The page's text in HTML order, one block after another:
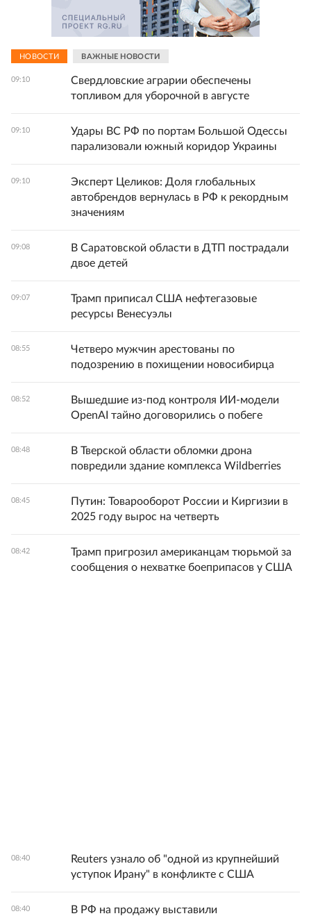
НОВОСТИ ВАЖНЫЕ НОВОСТИ
09:10
Свердловские аграрии обеспечены
топливом для уборочной в августе
09:10
Удары ВС РФ по портам Большой Одессы
парализовали южный коридор Украины
09:10
Эксперт Целиков: Доля глобальных
автобрендов вернулась в РФ к рекордным
значениям
09:08
В Саратовской области в ДТП пострадали
двое детей
09:07
Трамп приписал США нефтегазовые
ресурсы Венесуэлы
08:55
Четверо мужчин арестованы по
подозрению в похищении новосибирца
08:52
Вышедшие из-под контроля ИИ-модели
OpenAI тайно договорились о побеге
08:48
В Тверской области обломки дрона
повредили здание комплекса Wildberries
08:45
Путин: Товарооборот России и Киргизии в
2025 году вырос на четверть
08:42
Трамп пригрозил американцам тюрьмой за
сообщения о нехватке боеприпасов у США
08:40
Reuters узнало об "одной из крупнейший
уступок Ирану" в конфликте с США
08:40
В РФ на продажу выставили